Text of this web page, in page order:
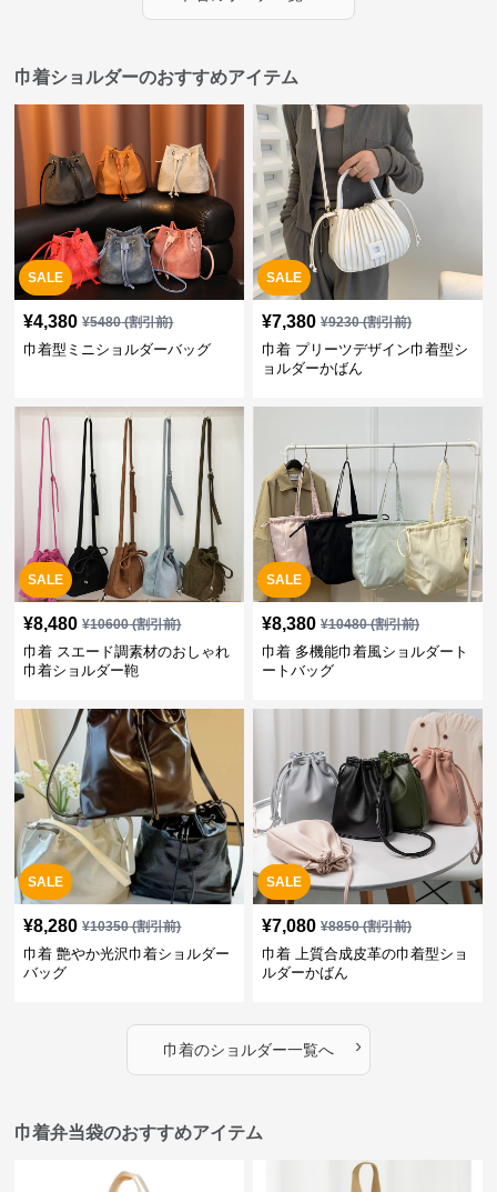
巾着ショルダーのおすすめアイテム
SALE
¥4,380 ¥5480(割引前)
巾着型ミニショルダーバッグ
SALE
¥7,380 ¥9230(割引前)
巾着 プリーツデザイン巾着型シ
ョルダーかばん
SALE
¥8,480 ¥10600(割引前)
巾着 スエード調素材のおしゃれ
巾着ショルダー鞄
SALE
¥8,380 ¥10480(割引前)
巾着 多機能巾着風ショルダート
ートバッグ
SALE
¥8,280 ¥10350(割引前)
巾着 艶やか光沢巾着ショルダー
バッグ
SALE
¥7,080 ¥8850(割引前)
巾着 上質合成皮革の巾着型ショ
ルダーかばん
巾着のショルダー一覧へ ›
巾着弁当袋のおすすめアイテム